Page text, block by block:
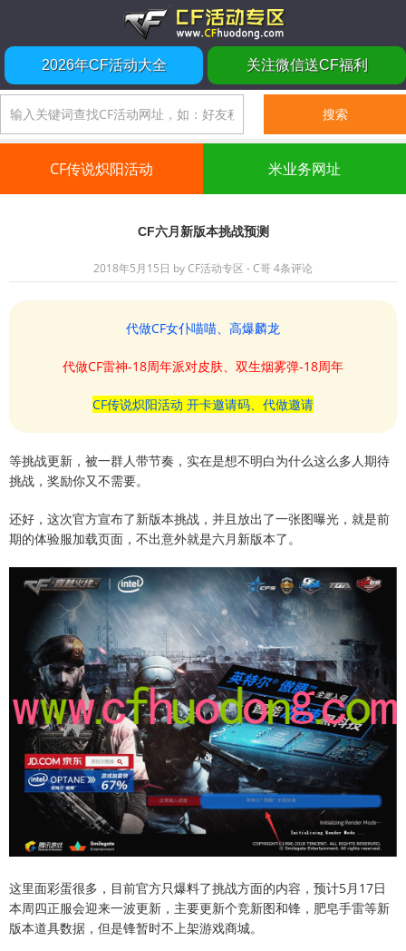
2026年CF活动大全 关注微信送CF福利
CF传说炽阳活动 米业务网址
CF六月新版本挑战预测
2018年5月15日 byCF活动专区 - C哥4条评论
代做CF女仆喵喵、高爆麟龙
代做CF雷神-18周年派对皮肤、双生烟雾弹-18周年
CF传说炽阳活动 开卡邀请码、代做邀请
等挑战更新，被一群人带节奏，实在是想不明白为什么这么多人期待
挑战，奖励你又不需要。
还好，这次官方宣布了新版本挑战，并且放出了一张图曝光，就是前
期的体验服加载页面，不出意外就是六月新版本了。
这里面彩蛋很多，目前官方只爆料了挑战方面的内容，预计5月17日
本周四正服会迎来一波更新，主要更新个竞新图和锋，肥皂手雷等新
版本道具数据，但是锋暂时不上架游戏商城。